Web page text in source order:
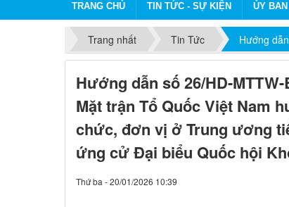
TRANG CHỦ TIN TỨC - SỰ KIỆN ỦY
Trang nhất Tin Tức Hướng
Hướng dẫn số 26/HD-
Mặt trận Tổ Quốc Việt Nam
chức, đơn vị ở Trung ương
ứng cử Đại biểu Quốc hội
Thứ ba - 20/01/2026 10:39